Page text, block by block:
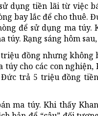
dụng tiền lãi từ việc
bay lắc để cho thuê.
để sử dụng ma túy.
túy. Rạng sáng hôm
đồng nhưng
cho các con
trả 5 triệu đồng
ma túy. Khi thấy